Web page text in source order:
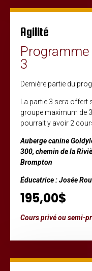
Agilité
3
Dernière partie du
La partie 3 sera
groupe maximum de
pourrait y avoir 2
Auberge canine
300, chemin de la
Brompton
Éducatrice : Josée
195,00$
Cours privé ou semi-